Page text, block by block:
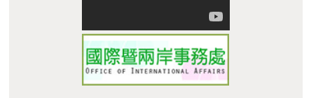
Address : No. 1, Nan-Tai Street, Yungkang Dist., Tainan City